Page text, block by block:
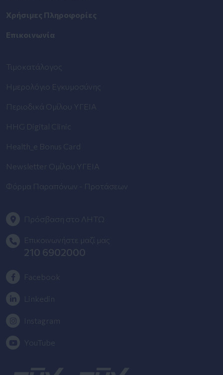
Χρήσιμες Πληροφορίες
Επικοινωνία
Τιμοκατάλογος
Ημερολόγιο Εγκυμοσύνης
Περιοδικά Ομίλου ΥΓΕΙΑ
HHG Digital Clinic
Health_e Bonus Card
Newsletter Ομίλου ΥΓΕΙΑ
Φόρμα Παραπόνων - Προτάσεων
Πρόσβαση στο ΛΗΤΩ
Επικοινωνήστε μαζί μας
210 6902000
Facebook
Linkedin
Instagram
YouTube